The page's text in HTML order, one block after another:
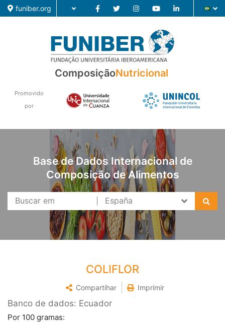
funiber.org
Formação
Pesquisa
Notícias
ComposiçãoNutricional
Promovido
por
Base de Dados Internacional de
Composição de Alimentos
COLIFLOR
Compartihar Imprimir
Banco de dados: Ecuador
Por 100 gramas: